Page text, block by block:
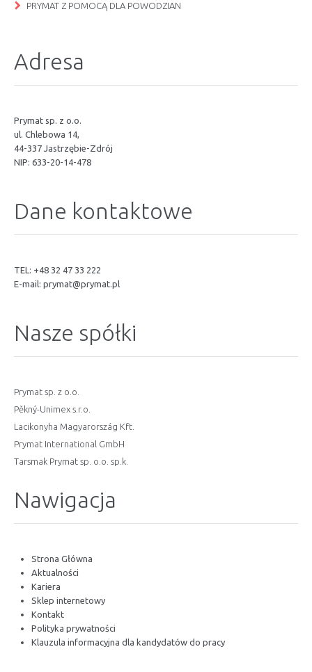
PRYMAT Z POMOCĄ DLA POWODZIAN
Adresa
Prymat sp. z o.o.
ul. Chlebowa 14,
44-337 Jastrzębie-Zdrój
NIP: 633-20-14-478
Dane kontaktowe
TEL: +48 32 47 33 222
E-mail: prymat@prymat.pl
Nasze spółki
Prymat sp. z o.o.
Pěkný-Unimex s.r.o.
Lacikonyha Magyarország Kft.
Prymat International GmbH
Tarsmak Prymat sp. o.o. sp.k.
Nawigacja
Strona Główna
Aktualności
Kariera
Sklep internetowy
Kontakt
Polityka prywatności
Klauzula informacyjna dla kandydatów do pracy